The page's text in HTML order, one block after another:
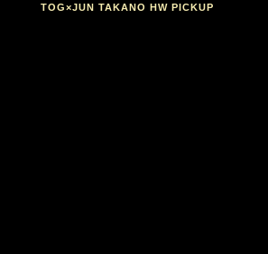
TOG×JUN TAKANO HW PICKUP